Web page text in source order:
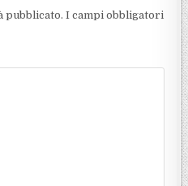
pubblicato. I campi obbligatori